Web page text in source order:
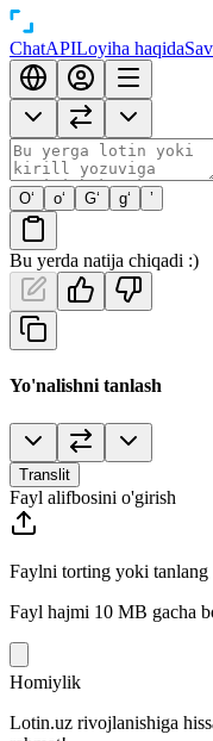
ChatAPILoyiha haqida
O‘ o‘ G‘ g‘ ’
Bu yerda natija chiqadi :)
Yo'nalishni tanlash
Translit
Fayl alifbosini o'girish
Faylni torting yoki tanlang
Fayl hajmi 10 MB gacha
Homiylik
Lotin.uz rivojlanishiga